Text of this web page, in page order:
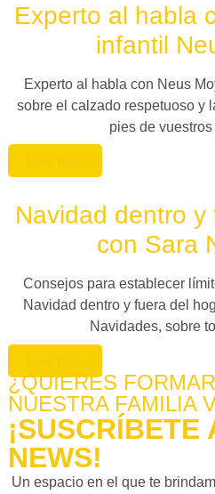
Experto al habla
infantil
Experto al habla con Neus
sobre el calzado respetuoso y
pies de
Navidad dentro
con Sara
Consejos para establecer
Navidad dentro y fuera del
Navidades, sobre
¿QUIERES
NUESTRA FAMILIA
¡SUSCRÍBETE
NEWS!
Un espacio en el que te